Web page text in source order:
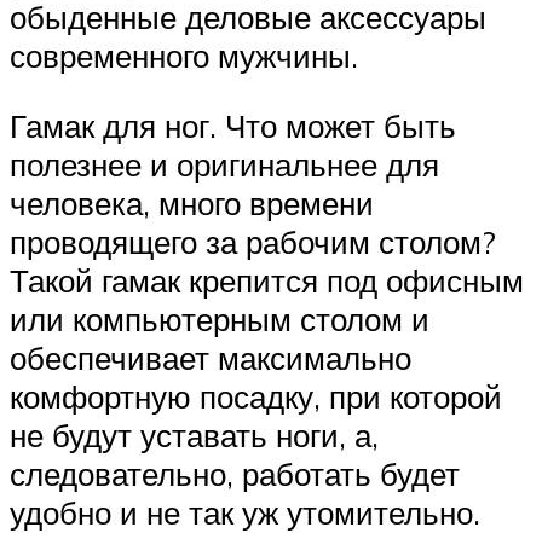
обыденные деловые аксессуары
современного мужчины.
Гамак для ног. Что может быть
полезнее и оригинальнее для
человека, много времени
проводящего за рабочим столом?
Такой гамак крепится под офисным
или компьютерным столом и
обеспечивает максимально
комфортную посадку, при которой
не будут уставать ноги, а,
следовательно, работать будет
удобно и не так уж утомительно.